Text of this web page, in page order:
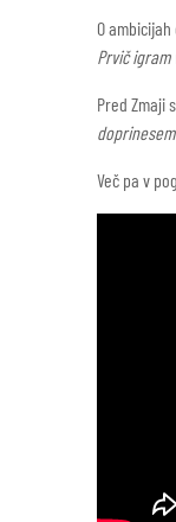
O
Prvič igram
Pred Zmaji
Več pa v